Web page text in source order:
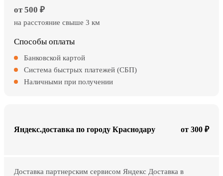
от 500 ₽
на расстояние свыше 3 км
Способы оплаты
Банковской картой
Система быстрых платежей (СБП)
Наличными при получении
Яндекс.доставка по городу Краснодару от 300 ₽
Доставка партнерским сервисом Яндекс Доставка в